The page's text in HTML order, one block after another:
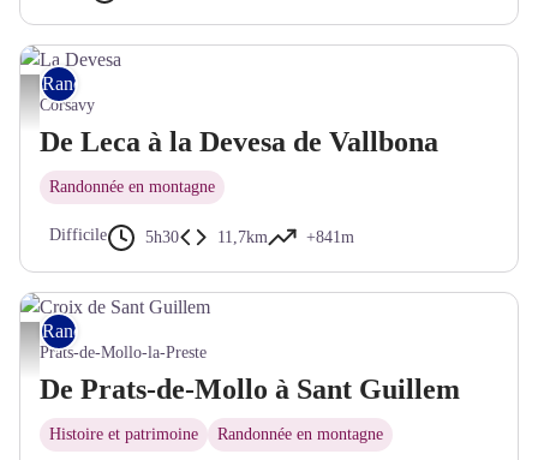
La Devesa - © CC Haut Vallespir
Rando pédestre
Corsavy
De Leca à la Devesa de Vallbona
Randonnée en montagne
Difficile 5h30 11,7km +841m
Croix de Sant Guillem - © CC Haut Vallespir
Rando pédestre
Prats-de-Mollo-la-Preste
De Prats-de-Mollo à Sant Guillem
Histoire et patrimoine Randonnée en montagne